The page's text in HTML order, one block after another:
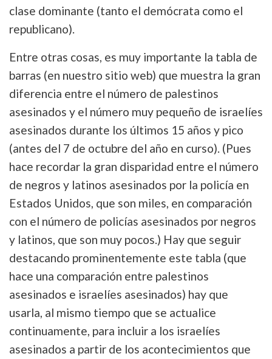
clase dominante (tanto el demócrata como el
republicano).
Entre otras cosas, es muy importante la tabla de
barras (en nuestro sitio web) que muestra la gran
diferencia entre el número de palestinos
asesinados y el número muy pequeño de israelíes
asesinados durante los últimos 15 años y pico
(antes del 7 de octubre del año en curso). (Pues
hace recordar la gran disparidad entre el número
de negros y latinos asesinados por la policía en
Estados Unidos, que son miles, en comparación
con el número de policías asesinados por negros
y latinos, que son muy pocos.) Hay que seguir
destacando prominentemente este tabla (que
hace una comparación entre palestinos
asesinados e israelíes asesinados) hay que
usarla, al mismo tiempo que se actualice
continuamente, para incluir a los israelíes
asesinados a partir de los acontecimientos que